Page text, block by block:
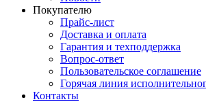
Покупателю
Прайс-лист
Доставка и оплата
Гарантия и техподдержка
Вопрос-ответ
Пользовательское соглашение
Горячая линия
Контакты